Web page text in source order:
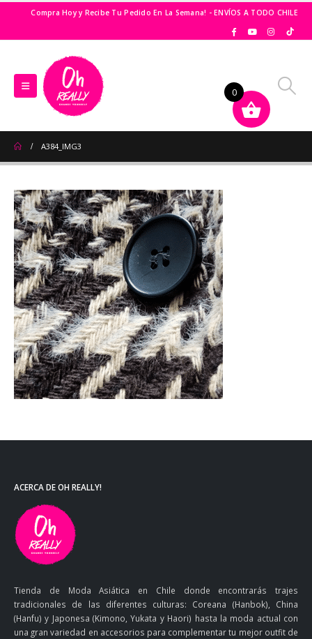
Compra Hoy y Recibe Tu Pedido En La Semana! - ENVÍOS A TODO CHILE
A384_IMG3
ACERCA DE OH REALLY!
Tienda de Moda Asiática en Chile donde encontrarás trajes
tradicionales de las diferentes culturas: Coreana (Hanbok), China
(Hanfu) y Japonesa (Kimono, Yukata y Haori) hasta la moda actual con
una gran variedad en accesorios para complementar tu mejor outfit de
0